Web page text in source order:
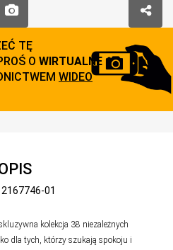
TĘ
O WIRTUALNE
WIDEO
01
kolekcja 38 niezależnych
dla tych, którzy szukają spokoju i